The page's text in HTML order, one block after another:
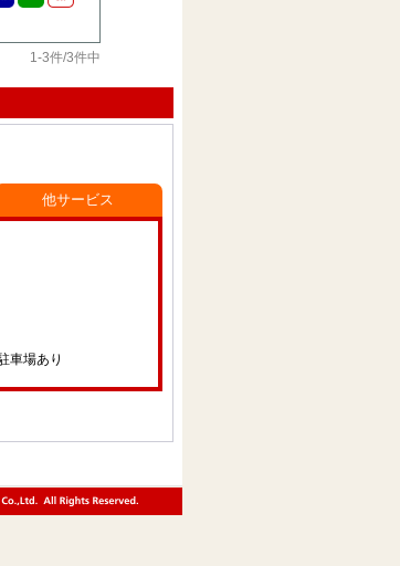
1-3件/3件中
車場あり
他サービス